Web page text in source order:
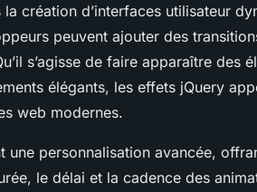
création d’interfaces utilisateur
peuvent ajouter des
s’agisse de faire apparaître des
élégants, les effets jQuery
web modernes.
une personnalisation avancée,
le délai et la cadence des